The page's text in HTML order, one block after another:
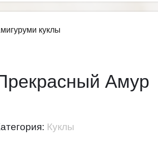
куклы
Амур
Куклы